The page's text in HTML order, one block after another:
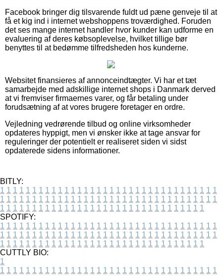
Facebook bringer dig tilsvarende fuldt ud pæne genveje til at
få et kig ind i internet webshoppens troværdighed. Foruden
det ses mange internet handler hvor kunder kan udforme en
evaluering af deres købsoplevelse, hvilket tillige bør
benyttes til at bedømme tilfredsheden hos kunderne.
Websitet finansieres af annonceindtægter. Vi har et tæt
samarbejde med adskillige internet shops i Danmark derved
at vi fremviser firmaernes varer, og får betaling under
forudsætning af at vores brugere foretager en ordre.
Vejledning vedrørende tilbud og online virksomheder
opdateres hyppigt, men vi ønsker ikke at tage ansvar for
reguleringer der potentielt er realiseret siden vi sidst
opdaterede sidens informationer.
BITLY:
1 1 1 1 1 1 1 1 1 1 1 1 1 1 1 1 1 1 1 1 1 1 1 1 1 1 1 1 1 1 1 1 1 1
1 1 1 1 1 1 1 1 1 1 1 1 1 1 1 1 1 1 1 1 1 1 1 1 1 1 1 1 1 1 1 1 1 1
1 1 1 1 1 1 1 1 1 1 1 1 1 1 1 1 1 1 1 1 1 1 1 1 1 1 1 1 1 1 1 1
SPOTIFY:
1 1 1 1 1 1 1 1 1 1 1 1 1 1 1 1 1 1 1 1 1 1 1 1 1 1 1 1 1 1 1 1 1 1
1 1 1 1 1 1 1 1 1 1 1 1 1 1 1 1 1 1 1 1 1 1 1 1 1 1 1 1 1 1 1 1 1 1
1 1 1 1 1 1 1 1 1 1 1 1 1 1 1 1 1 1 1 1 1 1 1 1 1 1 1 1 1 1 1 1
CUTTLY BIO:
1
1 1 1 1 1 1 1 1 1 1 1 1 1 1 1 1 1 1 1 1 1 1 1 1 1 1 1 1 1 1 1 1 1 1